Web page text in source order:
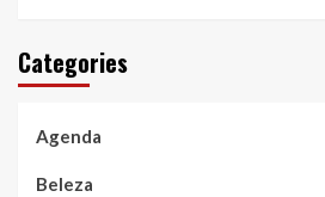
Categories
Agenda
Beleza